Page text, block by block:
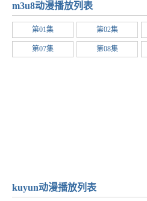
m3u8动漫播放列表
第01集 第02集
第07集 第08集
kuyun动漫播放列表